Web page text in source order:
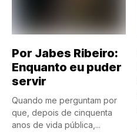
Por Jabes Ribeiro:
Enquanto eu puder
servir
Quando me perguntam por
que, depois de cinquenta
anos de vida pública,...